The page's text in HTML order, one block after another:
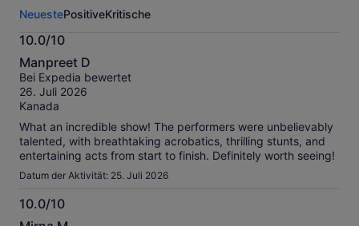
Weitere
Informationen
zu
unseren
geprüften
Bewertungen.
NeuestePositiveKritische
10.0/10
10.0
von
10
Manpreet D
Bei Expedia bewertet
26. Juli 2026
Kanada
What an incredible show! The performers were unbelievably
talented, with breathtaking acrobatics, thrilling stunts, and
entertaining acts from start to finish. Definitely worth seeing!
Datum der Aktivität: 25. Juli 2026
10.0/10
10.0